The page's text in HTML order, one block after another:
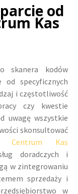
od
Kas
skanera kodów
od specyficznych
i częstotliwość
czy kwestie
uwagę wszystkie
skonsultować
Centrum Kas
doradczych i
w zintegrowaniu
sprzedaży i
w